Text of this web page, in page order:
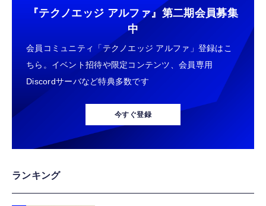
『テクノエッジ アルファ』 第二期会員募集
中
会員コミュニティ「テクノエッジ アルファ」登録はこ
ちら。イベント招待や限定コンテンツ、会員専用
Discordサーバなど特典多数です
今すぐ登録
ランキング